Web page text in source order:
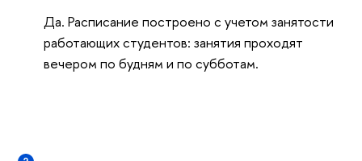
Да. Расписание построено с учетом занятости
работающих студентов: занятия проходят
ечером по будням и по субботам.